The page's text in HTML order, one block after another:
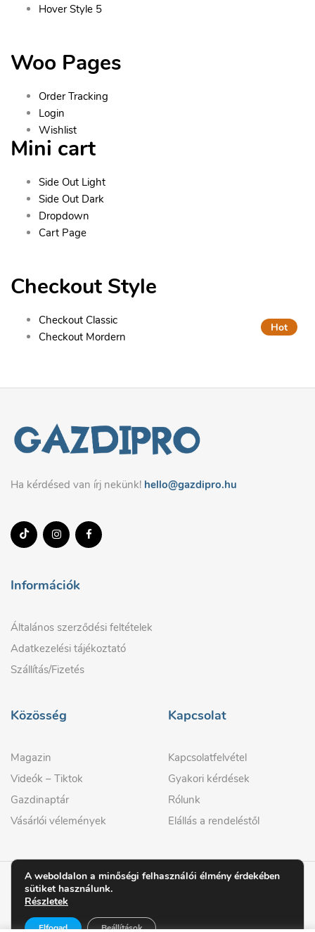
Hover Style 5
Woo Pages
Order Tracking
Login
Wishlist
Mini cart
Side Out Light
Side Out Dark
Dropdown
Cart Page
Checkout Style
Checkout Classic
Checkout Mordern
Hot
Ha kérdésed van írj nekünk! hello@gazdipro.hu
Információk
Általános szerződési feltételek
Adatkezelési tájékoztató
Szállítás/Fizetés
Közösség
Magazin
Videók – Tiktok
Gazdinaptár
Vásárlói vélemények
Kapcsolat
Kapcsolatfelvétel
Gyakori kérdések
Rólunk
Elállás a rendeléstől
A weboldalon a minőségi felhasználói élmény érdekében
sütiket használunk.
Részletek
Elfogad Beállítások